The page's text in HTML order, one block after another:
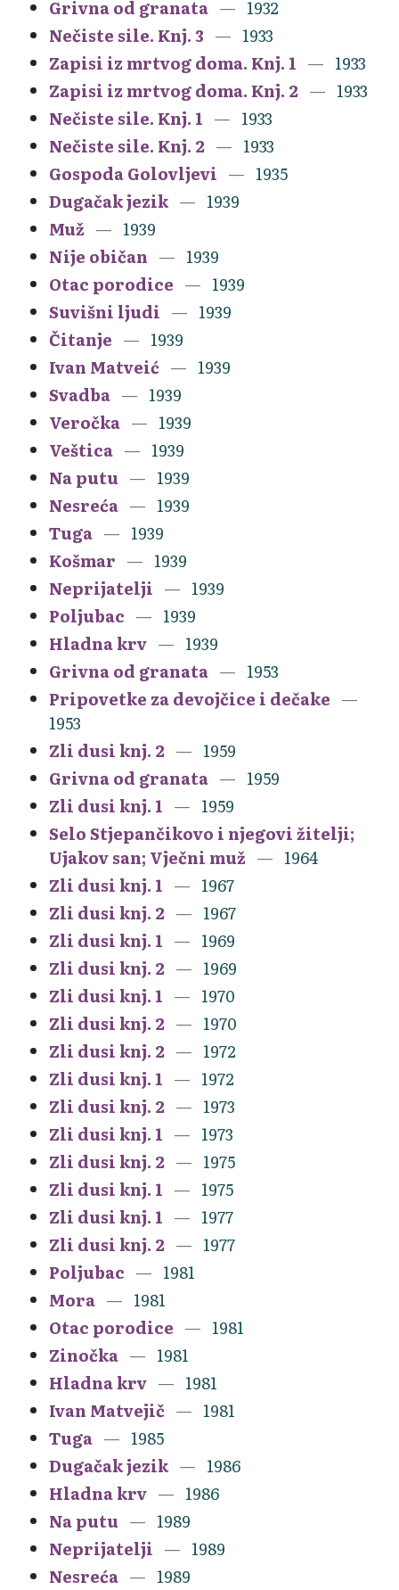
Grivna od granata
1932
Nečiste sile. Knj. 3
1933
Zapisi iz mrtvog doma. Knj. 1
1933
Zapisi iz mrtvog doma. Knj. 2
1933
Nečiste sile. Knj. 1
1933
Nečiste sile. Knj. 2
1933
Gospoda Golovljevi
1935
Dugačak jezik
1939
Muž
1939
Nije običan
1939
Otac porodice
1939
Suvišni ljudi
1939
Čitanje
1939
Ivan Matveić
1939
Svadba
1939
Veročka
1939
Veštica
1939
Na putu
1939
Nesreća
1939
Tuga
1939
Košmar
1939
Neprijatelji
1939
Poljubac
1939
Hladna krv
1939
Grivna od granata
1953
Pripovetke za devojčice i dečake
1953
Zli dusi knj. 2
1959
Grivna od granata
1959
Zli dusi knj. 1
1959
Selo Stjepančikovo i njegovi žitelji;
Ujakov san; Vječni muž
1964
Zli dusi knj. 1
1967
Zli dusi knj. 2
1967
Zli dusi knj. 1
1969
Zli dusi knj. 2
1969
Zli dusi knj. 1
1970
Zli dusi knj. 2
1970
Zli dusi knj. 2
1972
Zli dusi knj. 1
1972
Zli dusi knj. 2
1973
Zli dusi knj. 1
1973
Zli dusi knj. 2
1975
Zli dusi knj. 1
1975
Zli dusi knj. 1
1977
Zli dusi knj. 2
1977
Poljubac
1981
Mora
1981
Otac porodice
1981
Zinočka
1981
Hladna krv
1981
Ivan Matvejič
1981
Tuga
1985
Dugačak jezik
1986
Hladna krv
1986
Na putu
1989
Neprijatelji
1989
Nesreća
1989